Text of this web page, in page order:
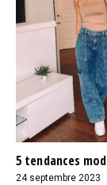
5 tendances
24 septembre 2023